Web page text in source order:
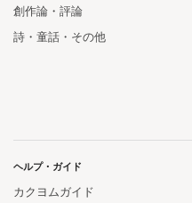
創作論・評論
詩・童話・その他
ヘルプ・ガイド
カクヨムガイド